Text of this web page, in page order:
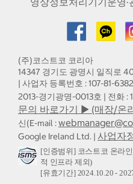
(주)코스트코 코리아
14347 경기도 광명시 일직로
| 사업자 등록번호 : 107-81-
2013-경기광명-0013호 | 전화
문의 바로가기 ▶ (매장/온
신(E-mail :
Google Ireland Ltd. | 사업자
[인증범위] 코스트코 온라
적 인프라 제외)
[유효기간] 2024.10.20 -